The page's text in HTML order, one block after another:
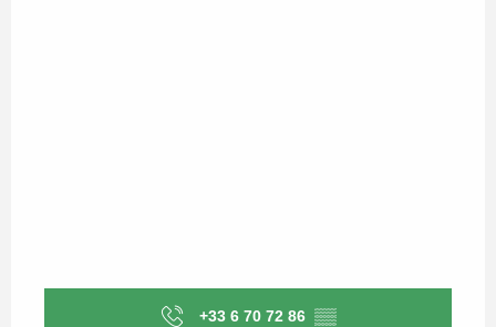
+33 6 70 72 86 ▒▒